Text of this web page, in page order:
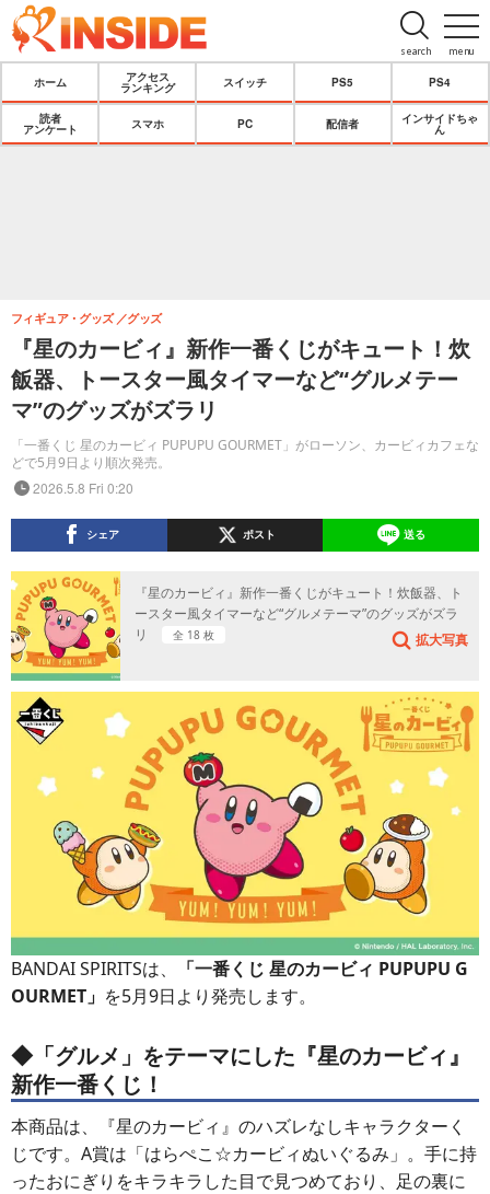
menu
search
ホーム
アクセス
ランキング
スイッチ PS5 PS4
読者
アンケート
スマホ PC 配信者
インサイドちゃ
ん
『星のカービィ』新作一番くじがキュート！炊
飯器、トースター風タイマーなど“グルメテー
マ”のグッズがズラリ
「一番くじ 星のカービィ PUPUPU GOURMET」がローソン、カービィカフェな
どで5月9日より順次発売。
フィギュア・グッズ グッズ
2026.5.8 Fri 0:20
シェア ポスト 送る
『星のカービィ』新作一番くじがキュート！炊飯器、ト
ースター風タイマーなど“グルメテーマ”のグッズがズラ
リ
全 18 枚 拡大写真
BANDAI SPIRITSは、
「一番くじ 星のカービィ PUPUPU G
OURMET」 を5月9日より発売します。
◆「グルメ」をテーマにした『星のカービィ』
新作一番くじ！
本商品は、『星のカービィ』のハズレなしキャラクターく
じです。A賞は「はらぺこ☆カービィぬいぐるみ」。手に持
ったおにぎりをキラキラした目で見つめており、足の裏に